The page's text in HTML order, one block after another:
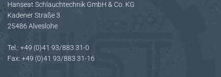
c
h
Hanseat Schlauchtechnik GmbH & Co. KG
Kadener Straße 3
25486 Alveslohe
Tel.: +49 (0)41 93/883 31-0
Fax: +49 (0)41 93/883 31-16